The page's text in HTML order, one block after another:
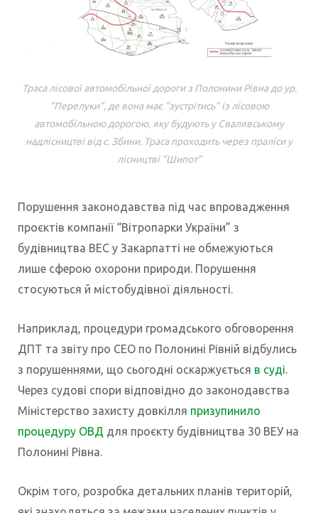
Траса лісової автомобільної дороги з Полонини Рівна до ур.
“Перелуки”, де вона має “зустрітись” із лісовою
автомобільною дорогою, яку будують у Свалявському
надлісництві від с. Збини. Траса проходить через праліси у
лісництві “Шипот”
Порушення законодавства під час впровадження
проєктів компанії “Вітропарки України” з
будівництва ВЕС у Закарпатті не обмежуються
лише сферою охорони природи. Порушення
стосуються й містобудівної діяльності.
Наприклад, процедури громадського обговорення
ДПТ та звіту про СЕО по Полонині Рівній відбулись
з порушеннями, що сьогодні оскаржується в суді.
Через судові спори відповідно до законодавства
Міністерство захисту довкілля призупинило
процедуру ОВД для проєкту будівництва 30 ВЕУ на
Полонині Рівна.
Окрім того, розробка детальних планів територій,